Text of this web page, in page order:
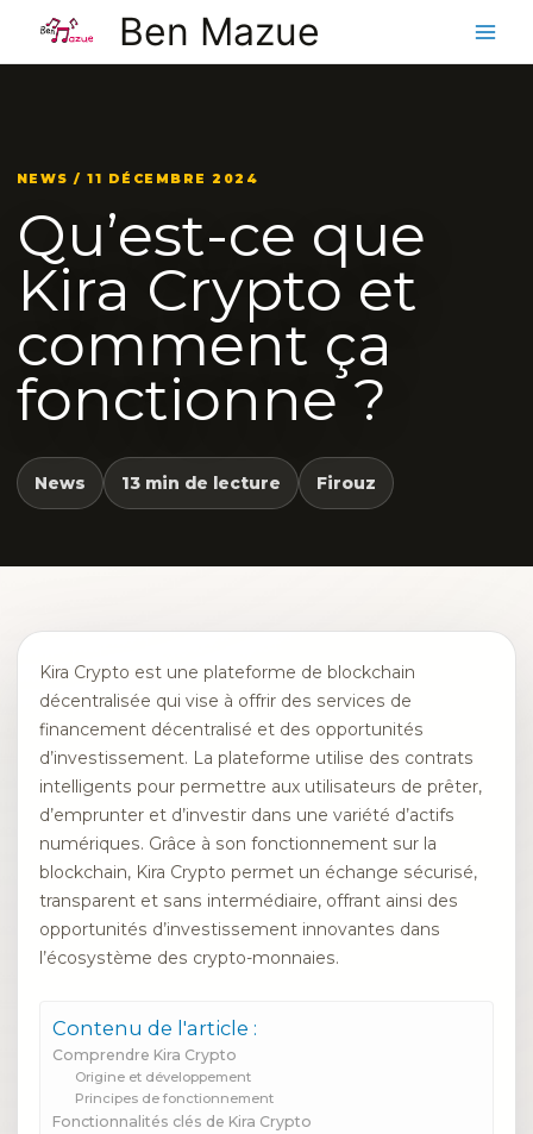
contenu
Ben Mazue
NEWS / 11 DÉCEMBRE 2024
Qu’est-ce que
Kira Crypto et
comment ça
fonctionne ?
News 13 min de lecture Firouz
Kira Crypto est une plateforme de blockchain
décentralisée qui vise à offrir des services de
financement décentralisé et des opportunités
d’investissement. La plateforme utilise des contrats
intelligents pour permettre aux utilisateurs de prêter,
d’emprunter et d’investir dans une variété d’actifs
numériques. Grâce à son fonctionnement sur la
blockchain, Kira Crypto permet un échange sécurisé,
transparent et sans intermédiaire, offrant ainsi des
opportunités d’investissement innovantes dans
l’écosystème des crypto-monnaies.
Contenu de l'article :
Comprendre Kira Crypto
Origine et développement
Principes de fonctionnement
Fonctionnalités clés de Kira Crypto